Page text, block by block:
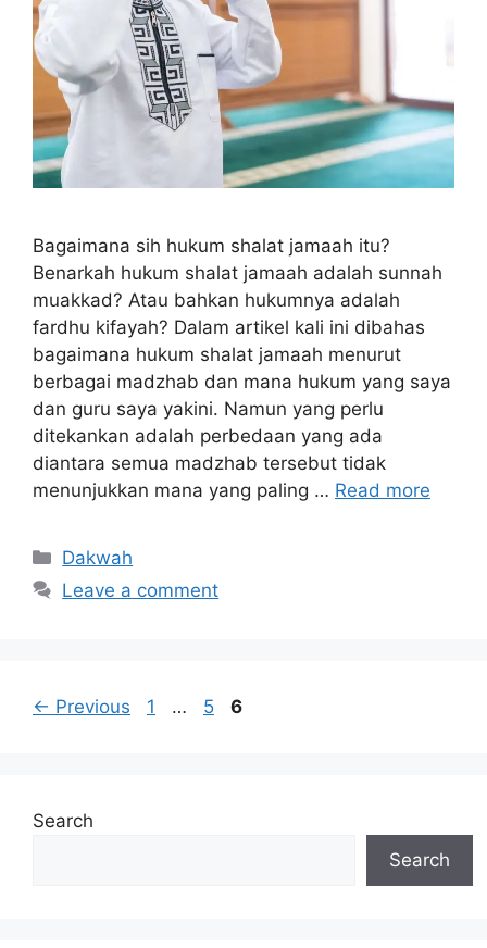
Bagaimana sih hukum shalat jamaah itu?
Benarkah hukum shalat jamaah adalah sunnah
muakkad? Atau bahkan hukumnya adalah
fardhu kifayah? Dalam artikel kali ini dibahas
bagaimana hukum shalat jamaah menurut
berbagai madzhab dan mana hukum yang saya
dan guru saya yakini. Namun yang perlu
ditekankan adalah perbedaan yang ada
diantara semua madzhab tersebut tidak
menunjukkan mana yang paling … Read more
Categories
Dakwah
Leave a comment
← Previous Page
1 … Page
5 Page
6
Search
Search